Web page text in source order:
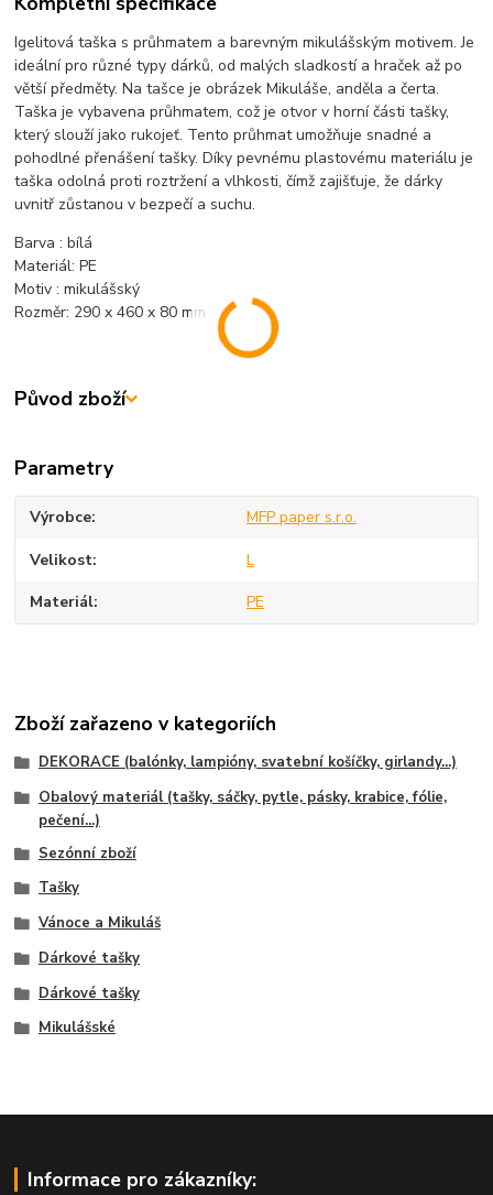
Igelitová taška s průhmatem a barevným mikulášským motivem. Je
ideální pro různé typy dárků, od malých sladkostí a hraček až po
větší předměty. Na tašce je obrázek Mikuláše, anděla a čerta.
Taška je vybavena průhmatem, což je otvor v horní části tašky,
který slouží jako rukojeť. Tento průhmat umožňuje snadné a
pohodlné přenášení tašky. Díky pevnému plastovému materiálu je
taška odolná proti roztržení a vlhkosti, čímž zajišťuje, že dárky
uvnitř zůstanou v bezpečí a suchu.
Barva : bílá
Materiál: PE
Motiv : mikulášský
Rozměr: 290 x 460 x 80 mm
Původ zboží
Parametry
Výrobce MFP paper s.r.o.
Velikost L
Materiál PE
Zboží zařazeno v kategoriích
DEKORACE (balónky, lampióny, svatební košíčky, girlandy...)
Obalový materiál (tašky, sáčky, pytle, pásky, krabice, fólie,
pečení...)
Sezónní zboží
Tašky
Vánoce a Mikuláš
Dárkové tašky
Dárkové tašky
Mikulášské
Informace pro zákazníky: